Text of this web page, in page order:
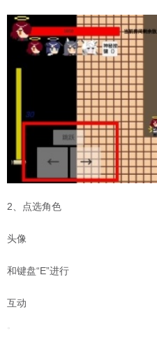
2、点选角色
头像
和键盘“E”进行
互动